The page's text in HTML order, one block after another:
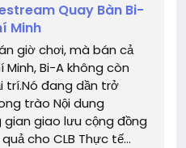
Quay Bàn Bi-
Minh
giờ chơi, mà bán cả
Minh, Bi-A không còn
trí.Nó đang dần trở
trào Nội dung
giao lưu cộng đồng
cho CLB Thực tế...